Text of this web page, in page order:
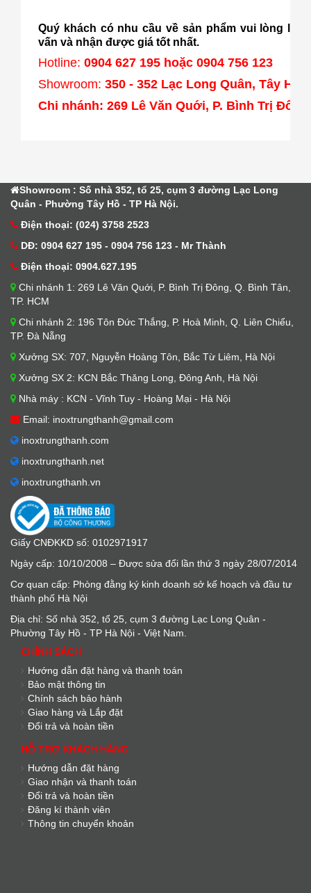
Quý khách có nhu cầu về sản phẩm vui lòng
vấn và nhận được giá tốt nhất.
Hotline: 0904 627 195 hoặc 0904 756 123
Showroom: 350 - 352 Lạc Long Quân, Tây Hồ,
Chi nhánh: 269 Lê Văn Quới, P. Bình Trị
Showroom : Số nhà 352, tổ 25, cụm 3 đường Lạc Long
Quân - Phường Tây Hồ - TP Hà Nội.
Điện thoại: (024) 3758 2523
DĐ: 0904 627 195 - 0904 756 123 - Mr Thành
Điện thoại: 0904.627.195
Chi nhánh 1: 269 Lê Văn Quới, P. Bình Trị Đông, Q. Bình Tân,
TP. HCM
Chi nhánh 2: 196 Tôn Đức Thắng, P. Hoà Minh, Q. Liên Chiểu,
TP. Đà Nẵng
Xưởng SX: 707, Nguyễn Hoàng Tôn, Bắc Từ Liêm, Hà Nội
Xưởng SX 2: KCN Bắc Thăng Long, Đông Anh, Hà Nội
Nhà máy : KCN - Vĩnh Tuy - Hoàng Mại - Hà Nội
Email: inoxtrungthanh@gmail.com
inoxtrungthanh.com
inoxtrungthanh.net
inoxtrungthanh.vn
Giấy CNĐKKD số: 0102971917
Ngày cấp: 10/10/2008 – Được sửa đổi lần thứ 3 ngày 28/07/2014
Cơ quan cấp: Phòng đằng ký kinh doanh sở kế hoạch và đầu tư
thành phố Hà Nội
Địa chỉ: Số nhà 352, tổ 25, cụm 3 đường Lạc Long Quân -
Phường Tây Hồ - TP Hà Nội - Việt Nam.
CHÍNH SÁCH
Hướng dẫn đặt hàng và thanh toán
Bảo mật thông tin
Chính sách bảo hành
Giao hàng và Lắp đặt
Đổi trả và hoàn tiền
HỖ TRỢ KHÁCH HÀNG
Hướng dẫn đặt hàng
Giao nhận và thanh toán
Đổi trả và hoàn tiền
Đăng kí thành viên
Thông tin chuyển khoản